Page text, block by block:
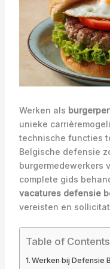
Werken als
unieke
technische functies
Belgische defensie
burgermedewerkers
complete gids
vacatures defensie
vereisten en
Table of Contents
Werken bij Defensie